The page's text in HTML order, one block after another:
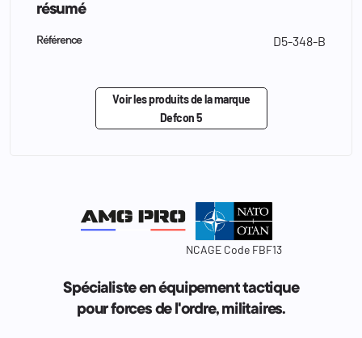
résumé
Référence D5-348-B
Voir les produits de la marque
Defcon 5
NCAGE Code FBF13
Spécialiste en équipement tactique
pour forces de l'ordre, militaires.